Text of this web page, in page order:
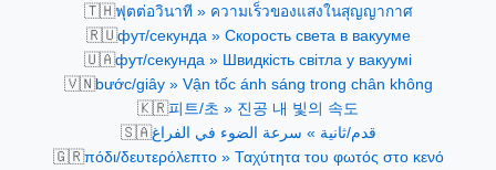
🇹🇭ฟุตต่อวินาที » ความเร็วของแสงในสุญญากาศ
🇷🇺фут/секунда » Скорость света в вакууме
🇺🇦фут/секунда » Швидкість світла у вакуумі
🇻🇳bước/giây » Vận tốc ánh sáng trong chân không
🇰🇷피트/초 » 진공 내 빛의 속도
🇸🇦قدم/ثانية » سرعة الضوء في الفراغ
🇬🇷πόδι/δευτερόλεπτο » Ταχύτητα του φωτός στο κενό